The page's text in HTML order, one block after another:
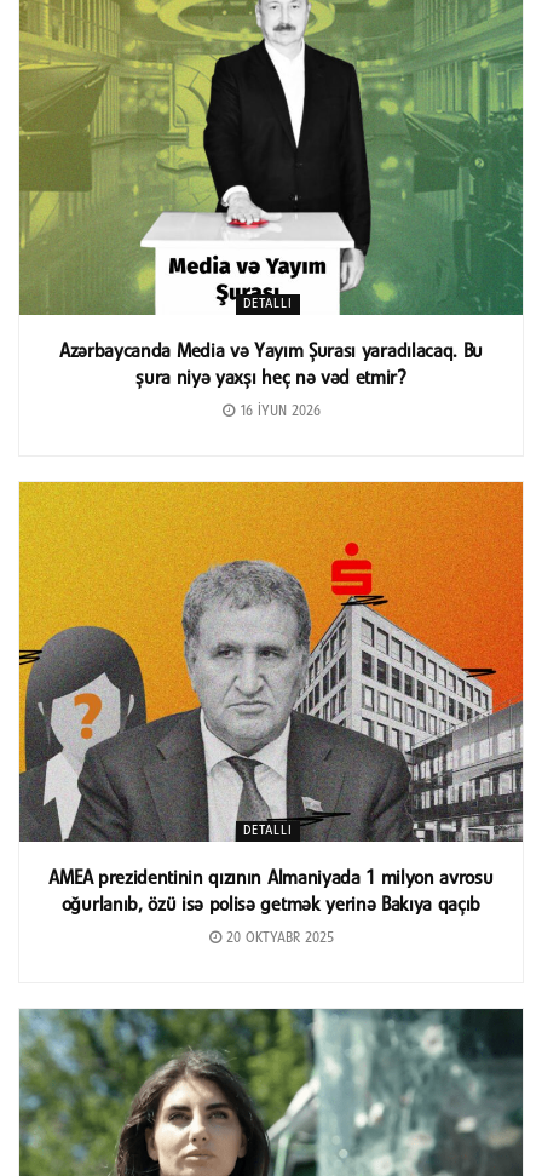
DETALLI
Azərbaycanda Media və Yayım Şurası yaradılacaq. Bu
şura niyə yaxşı heç nə vəd etmir?
16 İYUN 2026
DETALLI
AMEA prezidentinin qızının Almaniyada 1 milyon avrosu
oğurlanıb, özü isə polisə getmək yerinə Bakıya qaçıb
20 OKTYABR 2025